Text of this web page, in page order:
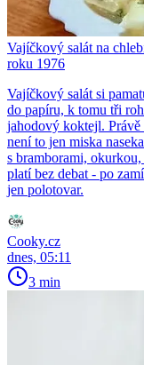
Vajíčkový salát na
roku 1976
Vajíčkový salát si
do papíru, k tomu tři
jahodový koktejl. Právě
není to jen miska
s bramborami,
platí bez debat - po
jen polotovar.
Cooky.cz
dnes, 05:11
3 min